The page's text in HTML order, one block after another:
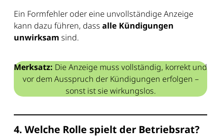
Ein Formfehler oder eine unvollständige Anzeige
kann dazu führen, dass alle Kündigungen
unwirksam sind.
Merksatz: Die Anzeige muss vollständig, korrekt und
vor dem Ausspruch der Kündigungen erfolgen –
sonst ist sie wirkungslos.
4. Welche Rolle spielt der Betriebsrat?